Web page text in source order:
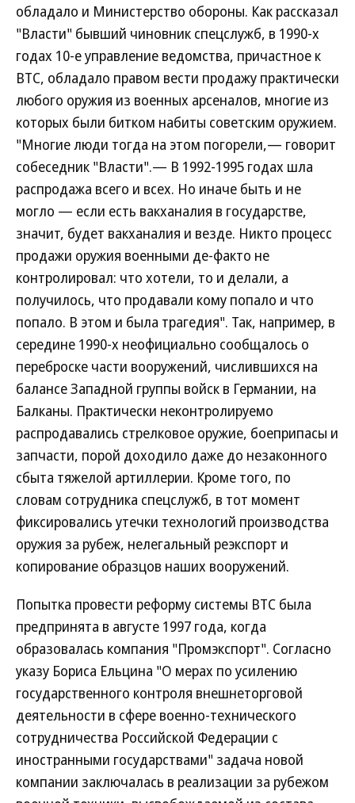
обладало и Министерство обороны. Как рассказал
"Власти" бывший чиновник спецслужб, в 1990-х
годах 10-е управление ведомства, причастное к
ВТС, обладало правом вести продажу практически
любого оружия из военных арсеналов, многие из
которых были битком набиты советским оружием.
"Многие люди тогда на этом погорели,— говорит
собеседник "Власти".— В 1992-1995 годах шла
распродажа всего и всех. Но иначе быть и не
могло — если есть вакханалия в государстве,
значит, будет вакханалия и везде. Никто процесс
продажи оружия военными де-факто не
контролировал: что хотели, то и делали, а
получилось, что продавали кому попало и что
попало. В этом и была трагедия". Так, например, в
середине 1990-х неофициально сообщалось о
переброске части вооружений, числившихся на
балансе Западной группы войск в Германии, на
Балканы. Практически неконтролируемо
распродавались стрелковое оружие, боеприпасы и
запчасти, порой доходило даже до незаконного
сбыта тяжелой артиллерии. Кроме того, по
словам сотрудника спецслужб, в тот момент
фиксировались утечки технологий производства
оружия за рубеж, нелегальный реэкспорт и
копирование образцов наших вооружений.
Попытка провести реформу системы ВТС была
предпринята в августе 1997 года, когда
образовалась компания "Промэкспорт". Согласно
указу Бориса Ельцина "О мерах по усилению
государственного контроля внешнеторговой
деятельности в сфере военно-технического
сотрудничества Российской Федерации с
иностранными государствами" задача новой
компании заключалась в реализации за рубежом